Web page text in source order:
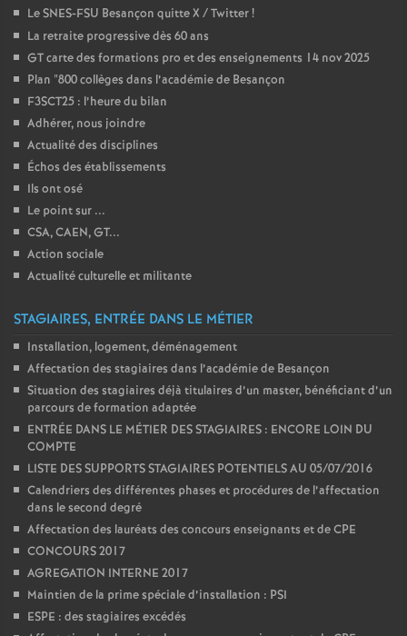
d
r
l
é
a
n
s
Le SNES-FSU Besançon quitte X / Twitter!
La retraite progressive dès 60 ans
GT carte des formations pro et des enseignements 14 nov 2025
Plan "800 collèges dans l’académie de Besançon
F3SCT25 : l’heure du bilan
Adhérer, nous joindre
Actualité des disciplines
Échos des établissements
Ils ont osé
Le point sur ...
CSA, CAEN, GT...
Action sociale
Actualité culturelle et militante
STAGIAIRES, ENTRÉE DANS LE MÉTIER
Installation, logement, déménagement
Affectation des stagiaires dans l’académie de Besançon
Situation des stagiaires déjà titulaires d’un master, bénéficiant d’un
parcours de formation adaptée
ENTRÉE DANS LE MÉTIER DES STAGIAIRES : ENCORE LOIN DU
COMPTE
LISTE DES SUPPORTS STAGIAIRES POTENTIELS AU 05/07/2016
Calendriers des différentes phases et procédures de l’affectation
dans le second degré
Affectation des lauréats des concours enseignants et de CPE
CONCOURS 2017
AGREGATION INTERNE 2017
Maintien de la prime spéciale d’installation : PSI
ESPE : des stagiaires excédés